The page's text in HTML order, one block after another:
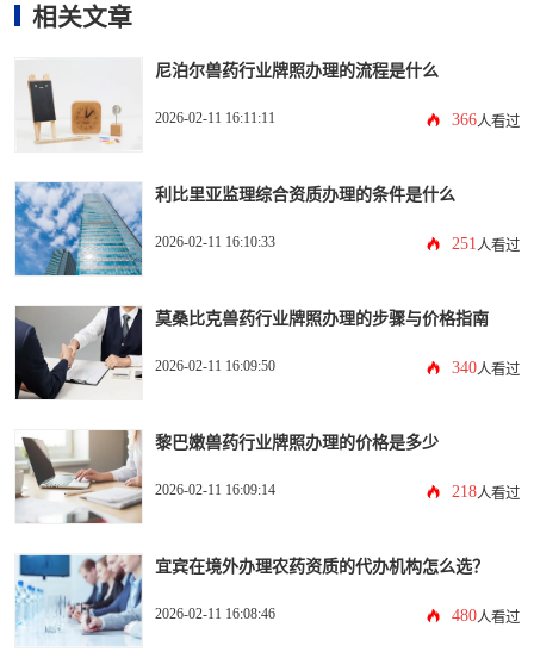
相关文章
尼泊尔兽药行业牌照办理的流程是什么
2026-02-11 16:11:11 366人看过
利比里亚监理综合资质办理的条件是什么
2026-02-11 16:10:33 251 人看过
莫桑比克兽药行业牌照办理的步骤与价格指南
2026-02-11 16:09:50 340人看过
黎巴嫩兽药行业牌照办理的价格是多少
2026-02-11 16:09:14 218人看过
宜宾在境外办理农药资质的代办机构怎么选？
2026-02-11 16:08:46 480人看过